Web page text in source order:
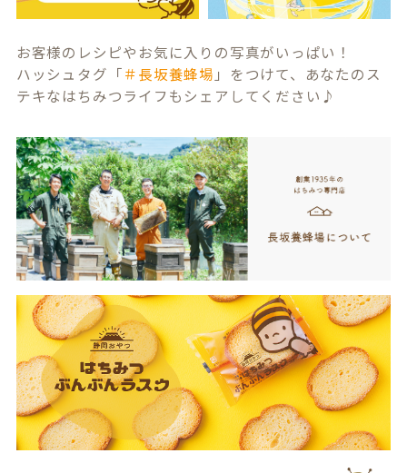
お客様のレシピやお気に入りの写真がいっぱい！
ハッシュタグ「＃長坂養蜂場 」をつけて、あなたのス
テキなはちみつライフもシェアしてください♪